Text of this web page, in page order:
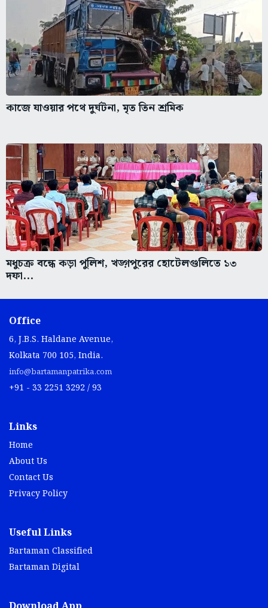
কাজে যাওয়ার পথে দুর্ঘটনা, মৃত তিন শ্রমিক
মধুচক্র বন্ধে কড়া পুলিশ, খড়্গপুরের হোটেলগুলিতে ১৩
দফা...
Office
6, J.B.S. Haldane Avenue,
Kolkata 700 105, India.
info@bartamanpatrika.com
+91 - 33 2251 3292 / 93
Links
Home
About Us
Contact Us
Privacy Policy
Useful Links
Bartaman Classified
Bartaman Digital